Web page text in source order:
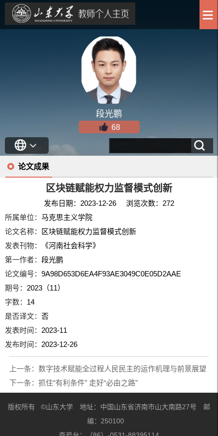
段光鹏
68
论文成果
区块链赋能权力监督模式创新
发布日期：2023-12-26 浏览次数： 272
所属单位：马克思主义学院
论文名称： 区块链赋能权力监督模式创新
发表刊物：
《河南社会科学》
第一作者：段光鹏
论文编号：9A98D653D6EA4F93AE3049C0E05D2AAE
期号： 2023（11）
字数： 14
是否译文：否
发表时间： 2023-11
发布时间： 2023-12-26
上一条： 数字技术赋能全过程人民民主的运作机理与前景展望
下一条： 抓住“有利条件” 走好“必由之路”
版权所有 ©山东大学 地址：中国山东省济南市山大南路27号 邮
编：250100